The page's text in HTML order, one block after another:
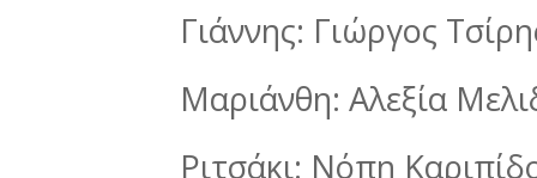
Γιάννης: Γιώργος
Μαριάνθη: Αλεξία
Ριτσάκι: Νόπη